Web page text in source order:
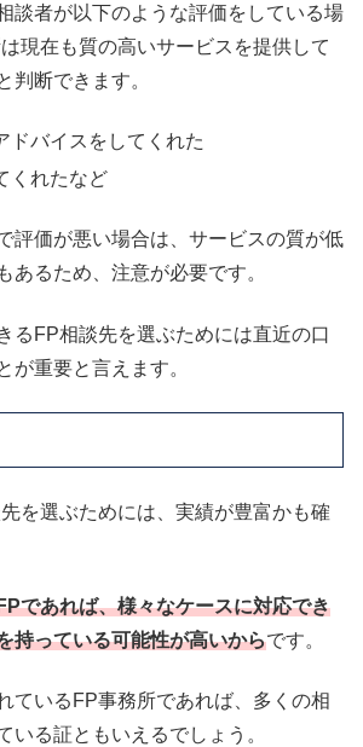
談者が以下のような評価をしている場
現在も質の高いサービスを提供して
判断できます。
ドバイスをしてくれた
くれたなど
評価が悪い場合は、サービスの質が低
あるため、注意が必要です。
るFP相談先を選ぶためには直近の口
が重要と言えます。
を選ぶためには、実績が豊富かも確
であれば、様々なケースに対応でき
持っている可能性が高いからです。
ているFP事務所であれば、多くの相
いる証ともいえるでしょう。